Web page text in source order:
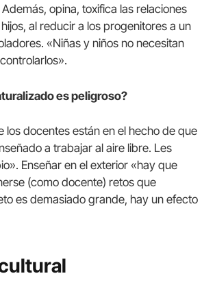
opina, toxifica las relaciones
al reducir a los progenitores a un
«Niñas y niños no necesitan
es peligroso?
los docentes están en el hecho de que
a trabajar al aire libre. Les
Enseñar en el exterior «hay que
(como docente) retos que
es demasiado grande, hay un efecto